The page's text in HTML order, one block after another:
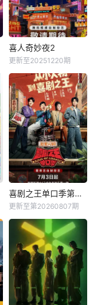
喜人奇妙夜2
更新至20251220期
喜剧之王单口季第三季
更新至第20260807期